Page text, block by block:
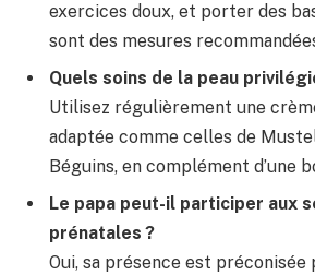
exercices doux, et porter des
sont des mesures
Quels soins de la peau
Utilisez régulièrement une
adaptée comme celles de
Béguins, en complément d’une
Le papa peut-il participer aux
prénatales ?
Oui, sa présence est